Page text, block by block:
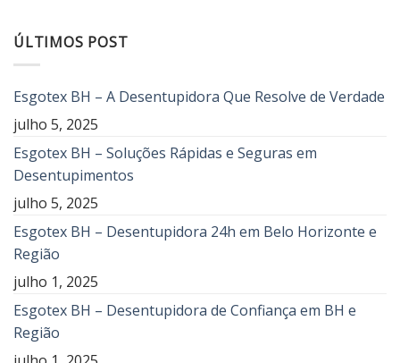
ÚLTIMOS POST
Esgotex BH – A Desentupidora Que Resolve de Verdade
julho 5, 2025
Esgotex BH – Soluções Rápidas e Seguras em
Desentupimentos
julho 5, 2025
Esgotex BH – Desentupidora 24h em Belo Horizonte e
Região
julho 1, 2025
Esgotex BH – Desentupidora de Confiança em BH e
Região